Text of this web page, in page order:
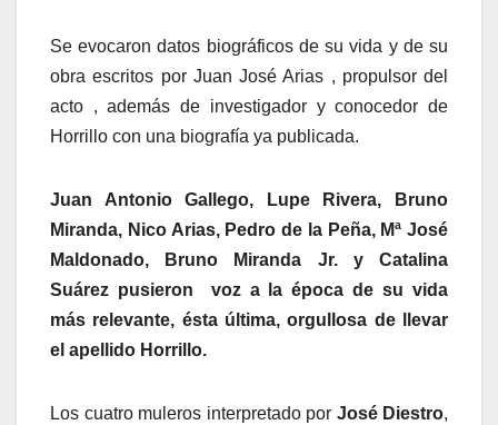
Se evocaron datos biográficos de su vida y de su
obra escritos por Juan José Arias , propulsor del
acto , además de investigador y conocedor de
Horrillo con una biografía ya publicada.
Juan Antonio Gallego, Lupe Rivera, Bruno
Miranda, Nico Arias, Pedro de la Peña, Mª José
Maldonado, Bruno Miranda Jr. y Catalina
Suárez pusieron voz a la época de su vida
más relevante, ésta última, orgullosa de llevar
el apellido Horrillo.
Los cuatro muleros interpretado por José Diestro,